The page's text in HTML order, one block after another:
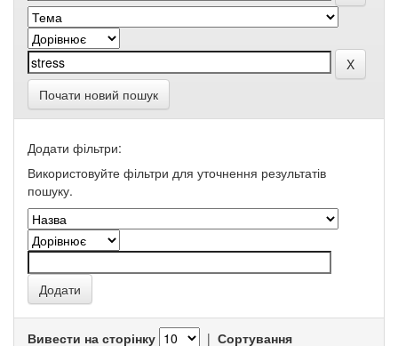
Почати новий пошук
Додати фільтри:
Використовуйте фільтри для уточнення результатів
пошуку.
Вивести на сторінку | Сортування